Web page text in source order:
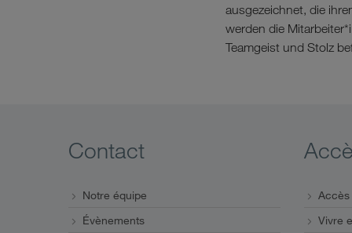
ausgezeichnet, die
werden die
Teamgeist und Stolz
Contact
Notre équipe
Évènements
Vivre